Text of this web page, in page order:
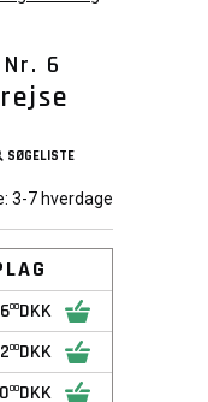
6
SØGELISTE
3-7 hverdage
00DKK
00DKK
00DKK